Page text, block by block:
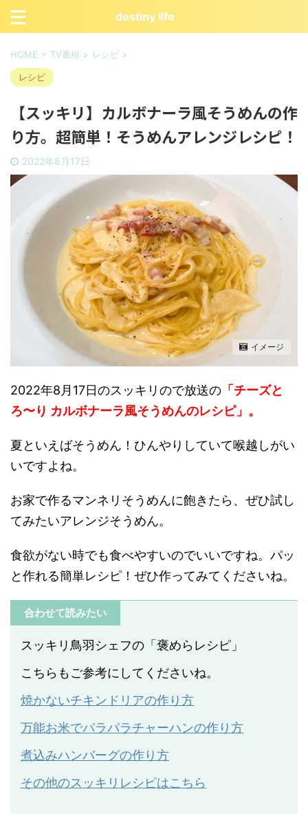
destiny life
HOME > TV番組 > レシピ >
レシピ
【スッキリ】カルボナーラ風そうめんの作
り方。超簡単！そうめんアレンジレシピ！
2022年8月17日
イメージ
2022年8月17日のスッキリので放送の 「チーズと
ろ〜り カルボナーラ風そうめんのレシピ」。
夏といえばそうめん！ ひんやりしていて喉越しがい
いですよね。
お家で作るマンネリそうめんに飽きたら、ぜひ試し
てみたいアレンジそうめん。
食欲がない時でも食べやすいのでいいですね。パッ
と作れる簡単レシピ！ぜひ作ってみてくださいね。
合わせて読みたい
スッキリ鳥羽シェフの「褒めらレシピ」
こちらもご参考にしてくださいね。
焼かないチキンドリアの作り方
万能お米でパラパラチャーハンの作り方
煮込みハンバーグの作り方
その他のスッキリレシピはこちら